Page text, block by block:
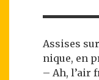
Assises
nique, en
– Ah, l’air